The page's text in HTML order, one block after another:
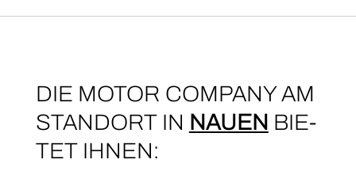
DIE MOTOR COMPANY AM
STAND­ORT IN NAU­EN BIE­
TET IHNEN: